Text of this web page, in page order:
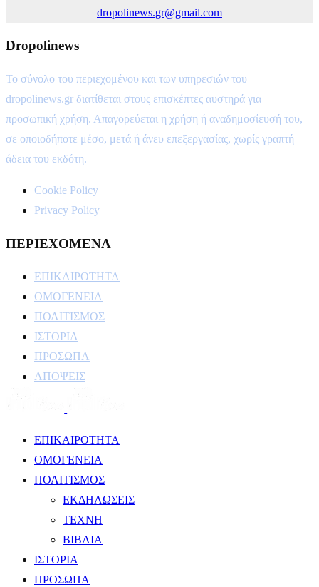
dropolinews.gr@gmail.com
Dropolinews
Το σύνολο του περιεχομένου και των υπηρεσιών του
dropolinews.gr διατίθεται στους επισκέπτες αυστηρά για
προσωπική χρήση. Απαγορεύεται η χρήση ή αναδημοσίευσή του,
σε οποιοδήποτε μέσο, μετά ή άνευ επεξεργασίας, χωρίς γραπτή
άδεια του εκδότη.
Cookie Policy
Privacy Policy
ΠΕΡΙΕΧΟΜΕΝΑ
ΕΠΙΚΑΙΡΟΤΗΤΑ
ΟΜΟΓΕΝΕΙΑ
ΠΟΛΙΤΙΣΜΟΣ
ΙΣΤΟΡΙΑ
ΠΡΟΣΩΠΑ
ΑΠΟΨΕΙΣ
ΕΠΙΚΑΙΡΟΤΗΤΑ
ΟΜΟΓΕΝΕΙΑ
ΠΟΛΙΤΙΣΜΟΣ
ΕΚΔΗΛΩΣΕΙΣ
ΤΕΧΝΗ
ΒΙΒΛΙΑ
ΙΣΤΟΡΙΑ
ΠΡΟΣΩΠΑ